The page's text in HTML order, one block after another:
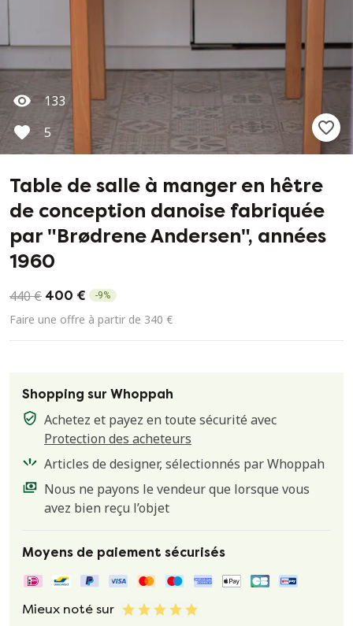
133
5
Table de salle à manger en hêtre
de conception danoise fabriquée
par "Brødrene Andersen", années
1960
440 € 400 € -9%
Faire une offre à partir de 340 €
Shopping sur Whoppah
Achetez et payez en toute sécurité avec
Protection des acheteurs
Articles de designer, sélectionnés par Whoppah
Nous ne payons le vendeur que lorsque vous
avez bien reçu l’objet
Moyens de paiement sécurisés
Mieux noté sur